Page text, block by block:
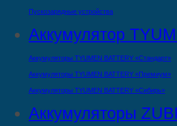
Пускозарядные устройства
Аккумулятор
Аккумуляторы TYUMEN BATTERY «Стандарт»
Аккумуляторы TYUMEN BATTERY «Премиум»
Аккумуляторы TYUMEN BATTERY «Сибирь»
Аккумуляторы